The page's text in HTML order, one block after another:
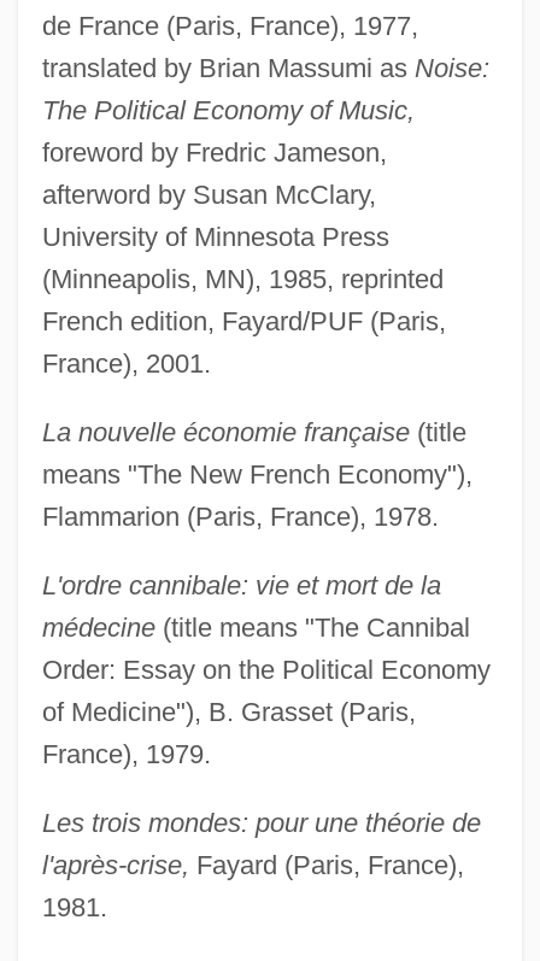
de France (Paris, France), 1977,
translated by Brian Massumi as Noise:
The Political Economy of Music,
foreword by Fredric Jameson,
afterword by Susan McClary,
University of Minnesota Press
(Minneapolis, MN), 1985, reprinted
French edition, Fayard/PUF (Paris,
France), 2001.
La nouvelle économie française(title
means "The New French Economy"),
Flammarion (Paris, France), 1978.
L'ordre cannibale: vie et mort de la
médecine(title means "The Cannibal
Order: Essay on the Political Economy
of Medicine"), B. Grasset (Paris,
France), 1979.
Les trois mondes: pour une théorie de
l'après-crise, Fayard (Paris, France),
1981.